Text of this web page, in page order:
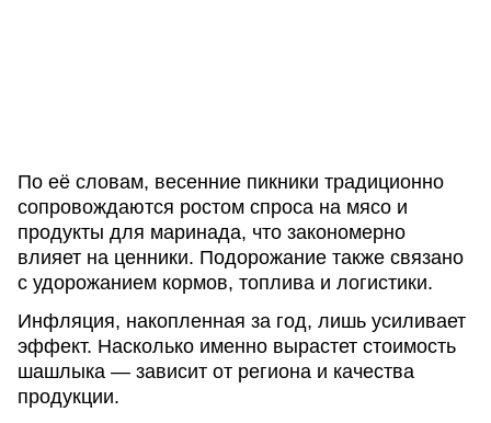
По её словам, весенние пикники традиционно
сопровождаются ростом спроса на мясо и
продукты для маринада, что закономерно
влияет на ценники. Подорожание также связано
с удорожанием кормов, топлива и логистики.
Инфляция, накопленная за год, лишь усиливает
эффект. Насколько именно вырастет стоимость
шашлыка — зависит от региона и качества
продукции.